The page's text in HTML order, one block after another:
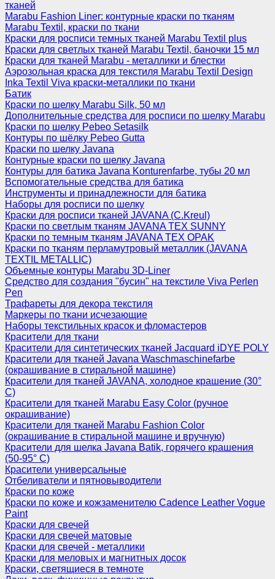
тканей
Marabu Fashion Liner: контурные краски по тканям
Marabu Textil, краски по ткани
Краски для росписи темных тканей Marabu Textil plus
Краски для светлых тканей Marabu Textil, баночки 15 мл
Краски для тканей Marabu - металлики и блестки
Аэрозольная краска для текстиля Marabu Textil Design
Inka Textil Viva краски-металлики по ткани
Батик
Краски по шелку Marabu Silk, 50 мл
Дополнительные средства для росписи по шелку Marabu
Краски по шелку Pebeo Setasilk
Контуры по шёлку Pebeo Gutta
Краски по шелку Javana
Контурные краски по шелку Javana
Контуры для батика Javana Konturenfarbe, тубы 20 мл
Вспомогательные средства для батика
Инструменты и принадлежности для батика
Наборы для росписи по шелку
Краски для росписи тканей JAVANA (C.Kreul)
Краски по светлым тканям JAVANA TEX SUNNY
Краски по темным тканям JAVANA TEX OPAK
Краски по тканям перламутровый металлик (JAVANA
TEXTIL METALLIC)
Объемные контуры Marabu 3D-Liner
Средство для создания "бусин" на текстиле Viva Perlen
Pen
Трафареты для декора текстиля
Маркеры по ткани исчезающие
Наборы текстильных красок и фломастеров
Красители для ткани
Красители для синтетических тканей Jacquard iDYE POLY
Красители для тканей Javana Waschmaschinefarbe
(окрашивание в стиральной машине)
Красители для тканей JAVANA, холодное крашение (30°
С)
Красители для тканей Marabu Easy Color (ручное
окрашивание)
Красители для тканей Marabu Fashion Color
(окрашивание в стиральной машине и вручную)
Красители для шелка Javana Batik, горячего крашения
(50-95° С)
Красители универсальные
Отбеливатели и пятновыводители
Краски по коже
Краски по коже и кожзаменителю Cadence Leather Vogue
Paint
Краски для свечей
Краски для свечей матовые
Краски для свечей - металлики
Краски для меловых и магнитных досок
Краски, светящиеся в темноте